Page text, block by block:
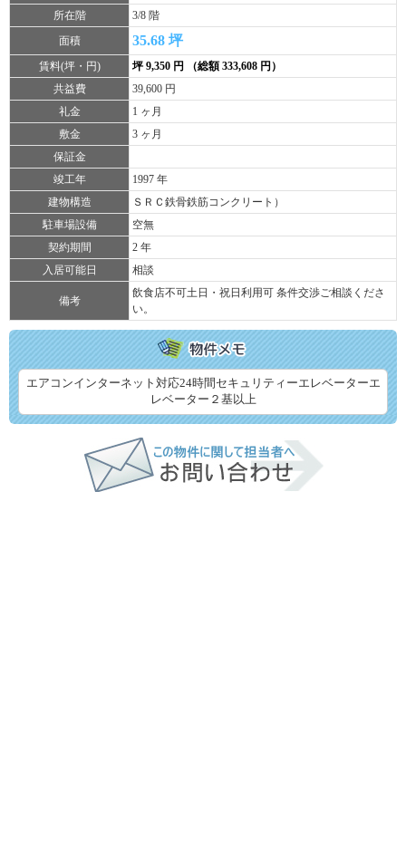
所在階
3/8 階
面積
35.68 坪
賃料(坪・円)
坪 9,350 円 （総額 333,608 円）
共益費
39,600 円
礼金
1 ヶ月
敷金
3 ヶ月
保証金
竣工年
1997 年
建物構造
ＳＲＣ鉄骨鉄筋コンクリート）
駐車場設備
空無
契約期間
2 年
入居可能日
相談
備考
飲食店不可土日・祝日利用可 条件交渉ご相談くださ
い。
エアコンインターネット対応24時間セキュリティーエレベーターエ
レベーター２基以上